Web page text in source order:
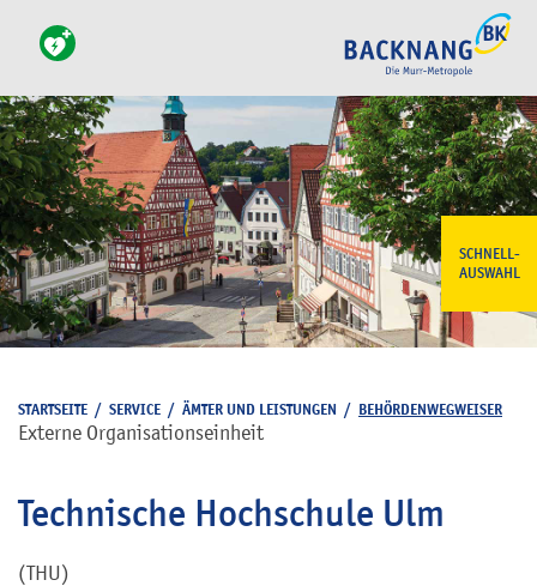
SCHNELL-
AUSWAHL
STARTSEITE / SERVICE / ÄMTER UND LEISTUNGEN / BEHÖRDENWEGWEISER
Externe Organisationseinheit
Technische Hochschule Ulm
(THU)